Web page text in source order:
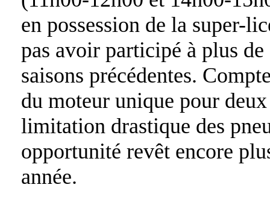
en possession de la super-
pas avoir participé à plus
saisons précédentes.
du moteur unique pour
limitation drastique des
opportunité revêt encore
année.